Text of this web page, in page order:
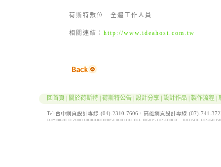
荷斯特數位 全體工作人員
相關連結： http://www.ideahost.com.tw
回首頁 關於荷斯特 荷斯特公告 設計分享 設計作品 製作流程
Tel:台中網頁設計專線-(04)-2310-7606，高雄網頁設計專線-(07)-741-